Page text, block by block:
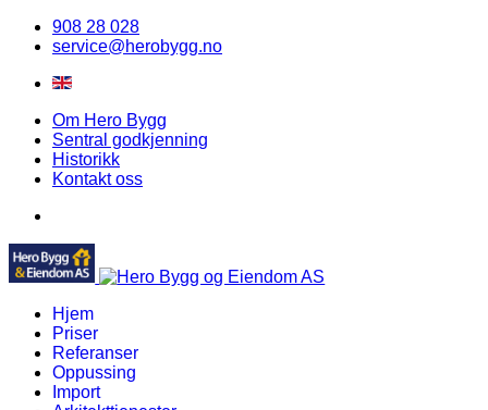
908 28 028
service@herobygg.no
Om Hero Bygg
Sentral godkjenning
Historikk
Kontakt oss
Hjem
Priser
Referanser
Oppussing
Import